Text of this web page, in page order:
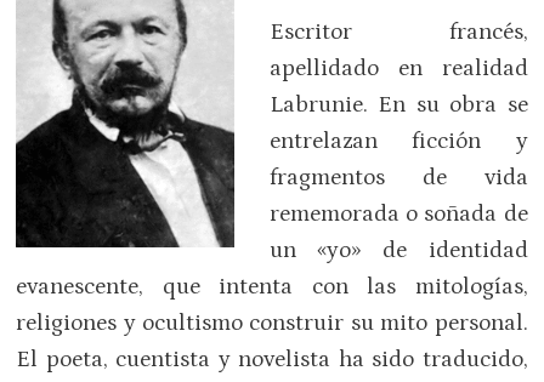
Escritor francés,
apellidado en realidad
Labrunie. En su obra se
entrelazan ficción y
fragmentos de vida
rememorada o soñada de
un «yo» de identidad
evanescente, que intenta con las mitologías,
religiones y ocultismo construir su mito personal.
El poeta, cuentista y novelista ha sido traducido,